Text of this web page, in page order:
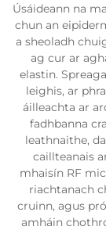
Úsáideann na
chun an
a sheoladh
ag cur ar
elastin.
leighis, ar
áilleachta ar
fadhbanna
leathnaithe,
caillteanais
mhaisín RF
riachtanach
cruinn, agus
amháin